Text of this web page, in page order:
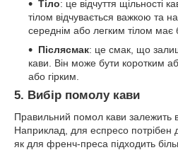
Тіло: це відчуття щільності
тілом відчувається важкою та
середнім або легким тілом має
Післясмак: це смак, що
кави. Він може бути коротким
або гірким.
5. Вибір помолу кави
Правильний помол кави залежить
Наприклад, для еспресо потрібен
як для френч-преса підходить